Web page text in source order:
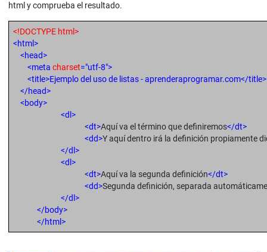
html y comprueba el resultado.
<!DOCTYPE html>
<html>
<head>
<meta charset="utf-8">
<title>Ejemplo del uso de listas - aprenderaprogramar.com</title>
</head>
<body>
<dl>
<dt>Aquí va el término que definiremos</dt>
<dd>Y aquí dentro irá la definición propiamente
</dl>
<dl>
<dt>Aquí va la segunda definición</dt>
<dd>Segunda definición, separada
</dl>
</body>
</html>